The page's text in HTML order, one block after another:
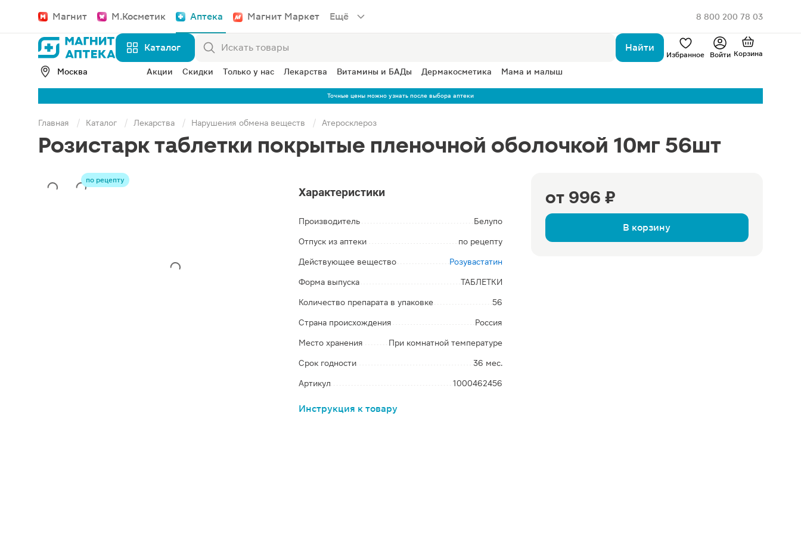
Магнит М.Косметик Аптека Магнит Маркет Ещё 8 800 200 78 03
Каталог Найти
Избранное Войти Корзина
Москва Акции Скидки Только у нас Лекарства Витамины и БАДы Дермакосметика Мама и малыш
Точные цены можно узнать после выбора аптеки
Главная Каталог Лекарства Нарушения обмена веществ Атеросклероз
Розистарк таблетки покрытые пленочной оболочкой 10мг 56шт
по рецепту
от 996 ₽
В корзину
Характеристики
Производитель Белупо
Отпуск из аптеки по рецепту
Действующее вещество Розувастатин
Форма выпуска ТАБЛЕТКИ
Количество препарата в упаковке 56
Страна происхождения Россия
Место хранения При комнатной температуре
Срок годности 36 мес.
Артикул 1000462456
Инструкция к товару